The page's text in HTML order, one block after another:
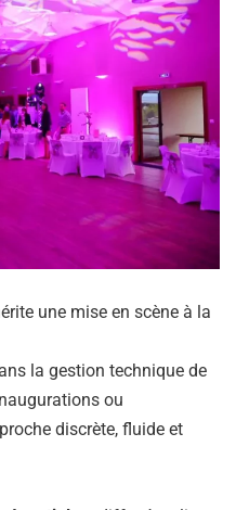
une mise en scène à la
la gestion technique de
ou
discrète, fluide et